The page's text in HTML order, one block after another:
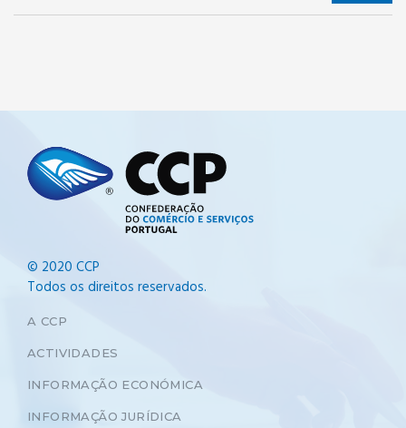
© 2020 CCP
Todos os direitos reservados.
A CCP
ACTIVIDADES
INFORMAÇÃO ECONÓMICA
INFORMAÇÃO JURÍDICA